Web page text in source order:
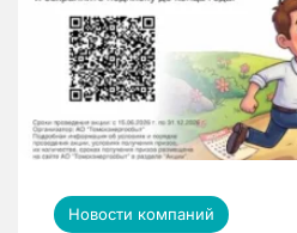
Новости компаний